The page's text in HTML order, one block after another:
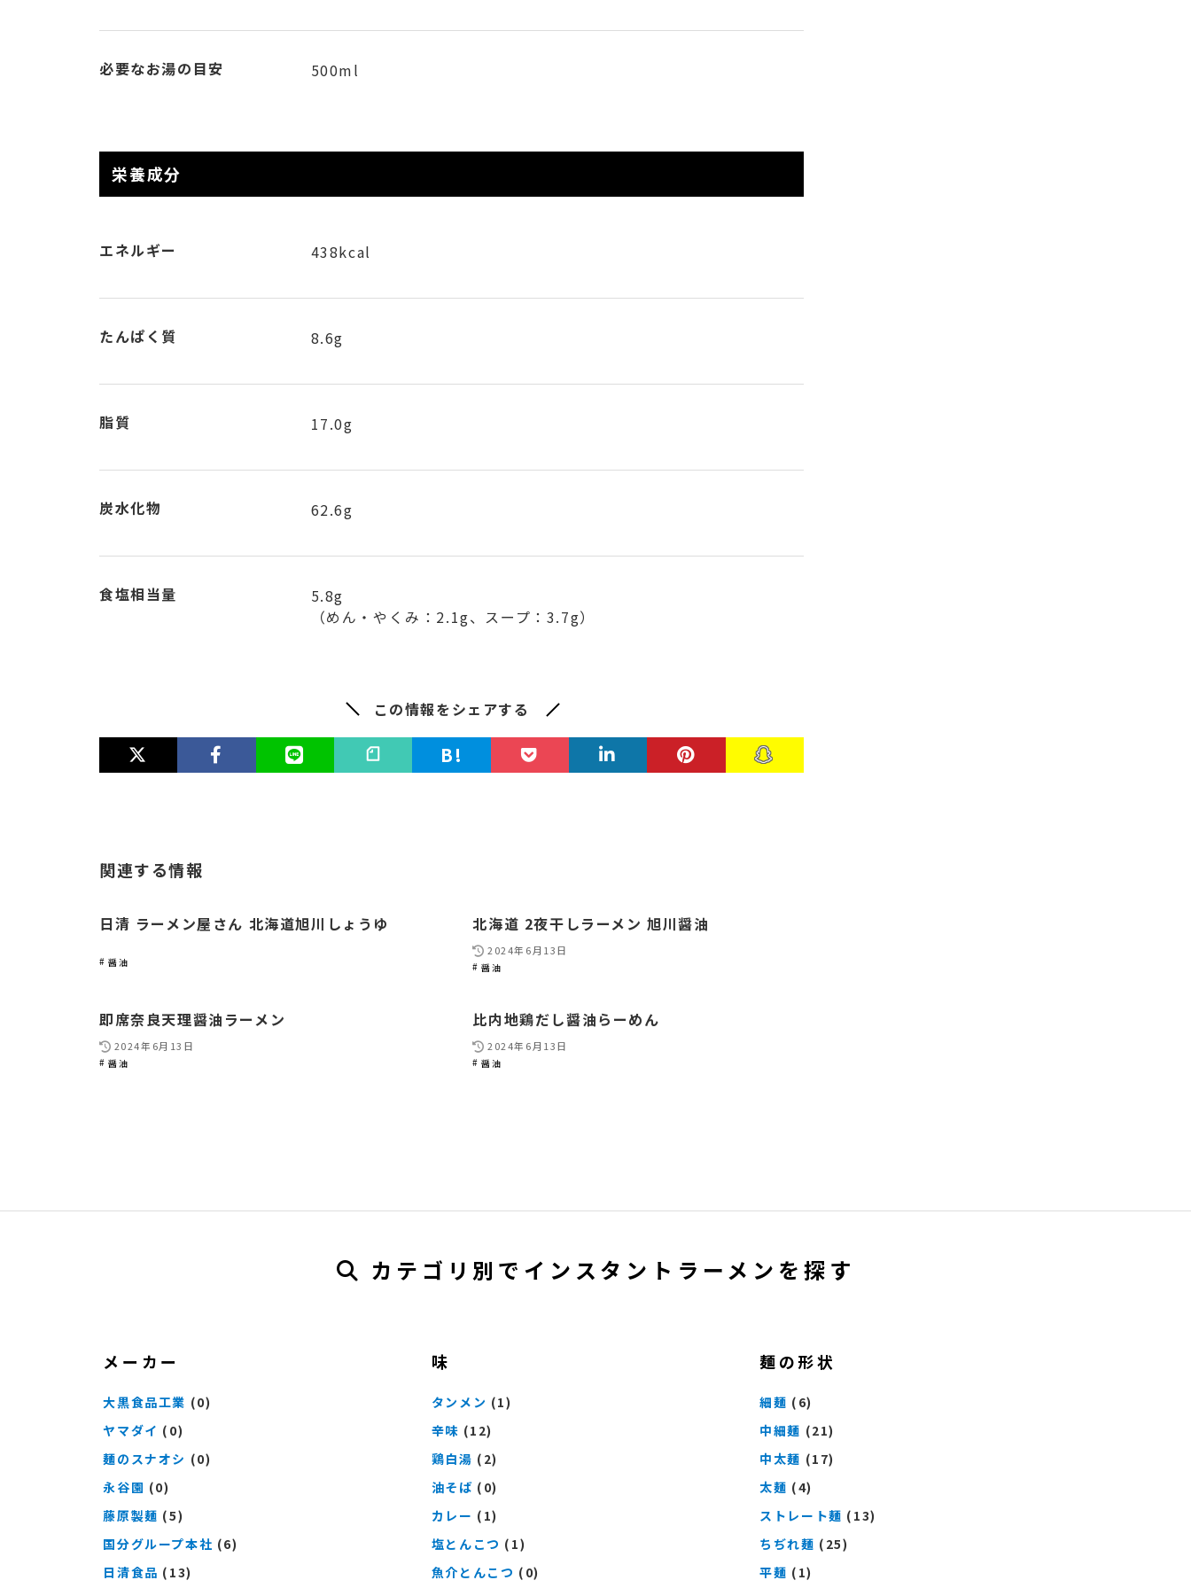
必要なお湯の目安 500ml
栄養成分
エネルギー 438kcal
たんぱく質 8.6g
脂質 17.0g
炭水化物 62.6g
食塩相当量
5.8g
（めん・やくみ：2.1g、スープ：3.7g）
この情報をシェアする
関連する情報
日清 ラーメン屋さん 北海道旭川しょうゆ
醤油
北海道 2夜干しラーメン 旭川醤油
2024年6月13日
醤油
即席奈良天理醤油ラーメン
2024年6月13日
醤油
比内地鶏だし醤油らーめん
2024年6月13日
醤油
カテゴリ別でインスタントラーメンを探す
メーカー
大黒食品工業 (0)
ヤマダイ (0)
麺のスナオシ (0)
永谷園 (0)
藤原製麺 (5)
国分グループ本社 (6)
日清食品 (13)
味
タンメン (1)
辛味 (12)
鶏白湯 (2)
油そば (0)
カレー (1)
塩とんこつ (1)
魚介とんこつ (0)
麺の形状
細麺 (6)
中細麺 (21)
中太麺 (17)
太麺 (4)
ストレート麺 (13)
ちぢれ麺 (25)
平麺 (1)